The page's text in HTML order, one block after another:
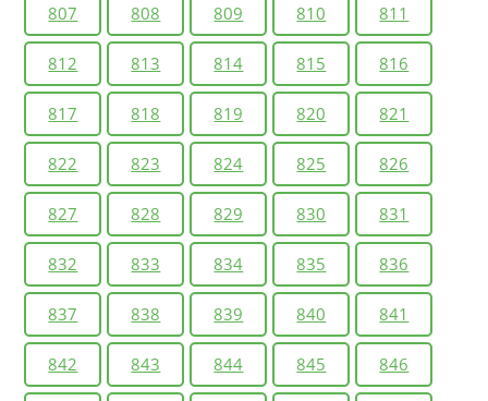
807 808 809 810 811
812 813 814 815 816
817 818 819 820 821
822 823 824 825 826
827 828 829 830 831
832 833 834 835 836
837 838 839 840 841
842 843 844 845 846